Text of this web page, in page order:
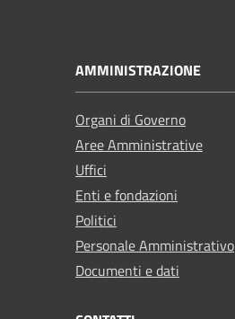
AMMINISTRAZIONE
Organi di Governo
Aree Amministrative
Uffici
Enti e fondazioni
Politici
Personale Amministrativo
Documenti e dati